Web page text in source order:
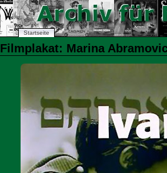
Startseite
Filmplakat: Marina